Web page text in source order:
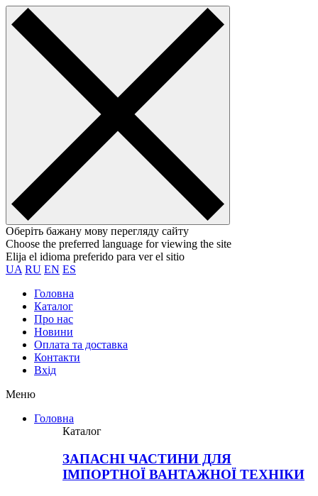
Оберіть бажану мову перегляду сайту
Choose the preferred language for viewing the site
Elija el idioma preferido para ver el sitio
UA RU EN ES
Головна
Каталог
Про нас
Новини
Оплата та доставка
Контакти
Вхiд
Меню
Головна
Каталог
ЗАПАСНІ ЧАСТИНИ ДЛЯ
ІМПОРТНОЇ ВАНТАЖНОЇ ТЕХНІКИ